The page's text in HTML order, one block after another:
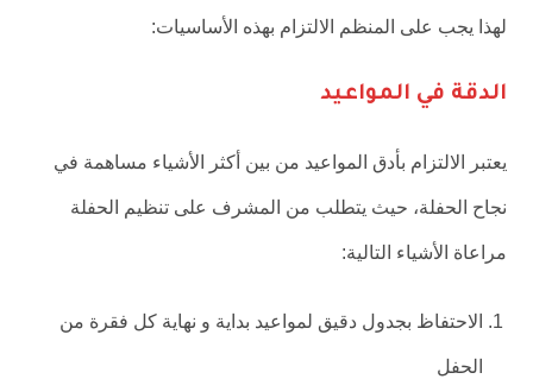
لهذا يجب على المنظم الالتزام بهذه الأساسيات:
الدقة في المواعيد
يعتبر الالتزام بأدق المواعيد من بين أكثر الأشياء مساهمة في
نجاح الحفلة، حيث يتطلب من المشرف على تنظيم الحفلة
مراعاة الأشياء التالية:
الاحتفاظ بجدول دقيق لمواعيد بداية و نهاية كل فقرة من
الحفل